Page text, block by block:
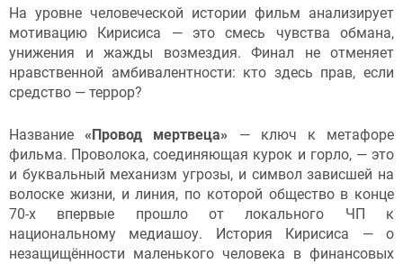
На уровне человеческой истории фильм анализирует
мотивацию Кирисиса — это смесь чувства обмана,
унижения и жажды возмездия. Финал не отменяет
нравственной амбивалентности: кто здесь прав, если
средство — террор?
Название«Провод мертвеца» — ключ к метафоре
фильма. Проволока, соединяющая курок и горло, — это
и буквальный механизм угрозы, и символ зависшей на
волоске жизни, и линия, по которой общество в конце
70-х впервые прошло от локального ЧП к
национальному медиашоу. История Кирисиса — о
незащищённости маленького человека в финансовых